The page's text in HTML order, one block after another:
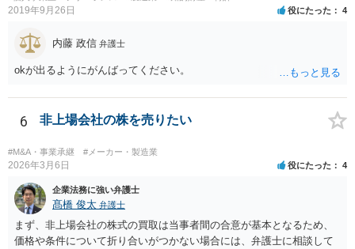
体を見直すのが一番かと思います。
2019年9月26日 役にたった 4
内藤 政信 弁護士
okが出るようにがんばってください。
6 非上場会社の株を売りたい
#M&A・事業承継 #メーカー・製造業
2026年3月6日 役にたった 4
企業法務に強い弁護士
髙橋 俊太 弁護士
まず、非上場会社の株式の買取は当事者間の合意が基本となるため、
価格や条件について折り合いがつかない場合には、弁護士に相談して